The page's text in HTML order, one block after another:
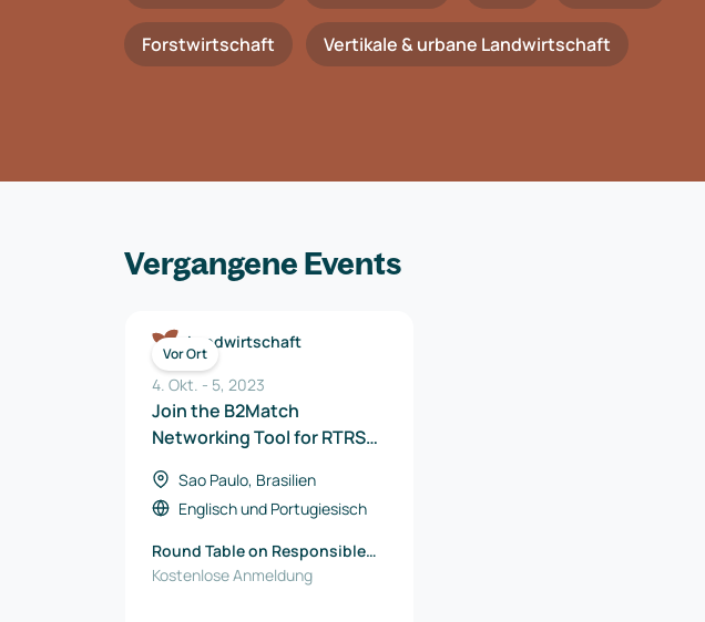
Forstwirtschaft Vertikale & urbane Landwirtschaft
Vergangene Events
Vor Ort
Landwirtschaft
4. Okt. - 5, 2023
Join the B2Match
Networking Tool for RTRS
Sao Paulo, Brasilien
Englischund Portugiesisch
Round Table on Responsible
Soy Association (RTRS)
Kostenlose Anmeldung